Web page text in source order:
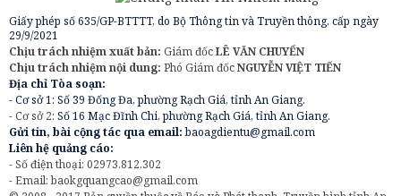
Giấy phép số 635/GP-BTTTT, do Bộ Thông tin và Truyền thông, cấp ngày
29/9/2021
Chịu trách nhiệm xuất bản: Giám đốcLÊ VĂN CHUYỂN
Chịu trách nhiệm nội dung: Phó Giám đốcNGUYỄN VIỆT TIẾN
Địa chỉ Tòa soạn:
- Cơ sở 1: Số 39 Đống Đa, phường Rạch Giá, tỉnh An Giang.
- Cơ sở 2: Số 16 Mạc Đĩnh Chi, phường Rạch Giá, tỉnh An Giang.
Gửi tin, bài cộng tác qua email:baoagdientu@gmail.com
Liên hệ quảng cáo:
- Số điện thoại: 02973.812.302
- Email:baokgquangcao@gmail.com